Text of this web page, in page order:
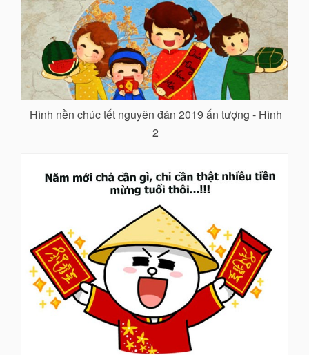
Hình nền chúc tết nguyên đán 2019 ấn tượng - Hình
2